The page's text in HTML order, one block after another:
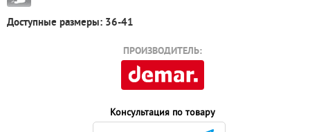
Доступные размеры: 36-41
ПРОИЗВОДИТЕЛЬ:
Консультация по товару